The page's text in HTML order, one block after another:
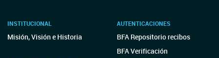
INSTITUCIONAL
Misión, Visión e Historia
AUTENTICACIONES
BFA Repositorio recibos
BFA Verificación